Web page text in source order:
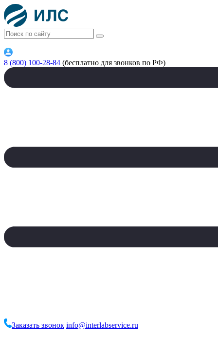
8 (800) 100-28-84 (бесплатно для звонков по РФ)
Заказать звонок info@interlabservice.ru